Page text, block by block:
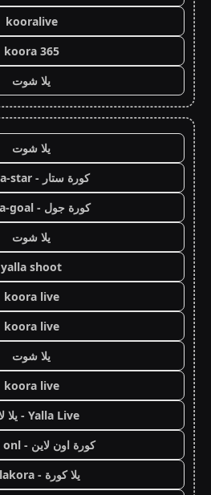
kooralive
koora 365
يلا شوت
يلا شوت
كورة ستار - koora-star
كورة جول - koora-goal
يلا شوت
yalla shoot
koora live
koora live
يلا شوت
koora live
Yalla Live - يلا لايف
كورة اون لاين - koora onl
يلا كورة - yallakora